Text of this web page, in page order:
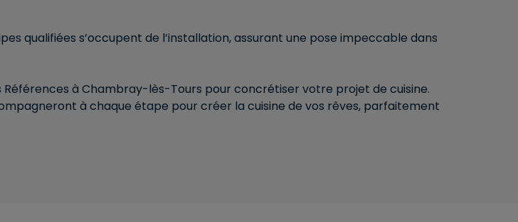
qualifiées s’occupent de l’installation, assurant une pose impeccable dans
à Chambray-lès-Tours pour concrétiser votre projet de cuisine.
à chaque étape pour créer la cuisine de vos rêves, parfaitement